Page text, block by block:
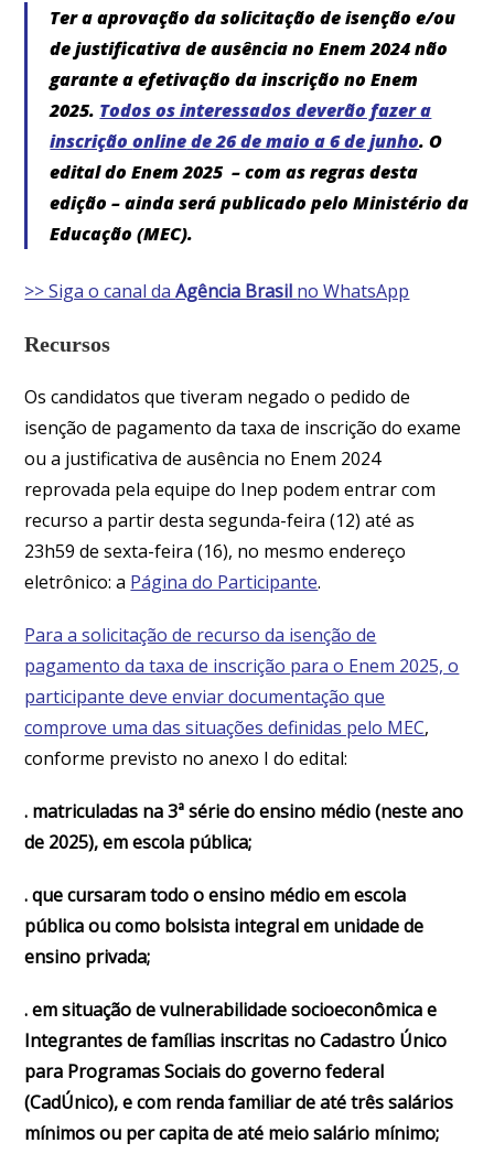
Ter a aprovação da solicitação de isenção e/ou
de justificativa de ausência no Enem 2024 não
garante a efetivação da inscrição no Enem
2025. Todos os interessados deverão fazer a
inscriçãoonlinede 26 de maio a 6 de junho. O
edital do Enem 2025 – com as regras desta
edição – ainda será publicado pelo Ministério da
Educação (MEC).
>> Siga o canal daAgência Brasil no WhatsApp
Recursos
Os candidatos que tiveram negado o pedido de
isenção de pagamento da taxa de inscrição do exame
ou a justificativa de ausência no Enem 2024
reprovada pela equipe do Inep podem entrar com
recurso a partir desta segunda-feira (12) até as
23h59 de sexta-feira (16), no mesmo endereço
eletrônico: a Página do Participante.
Para a solicitação de recurso da isenção de
pagamento da taxa de inscrição para o Enem 2025, o
participante deve enviar documentação que
comprove uma das situações definidas pelo MEC,
conforme previsto no anexo I do edital:
. matriculadas na 3ª série do ensino médio (neste ano
de 2025), em escola pública;
. que cursaram todo o ensino médio em escola
pública ou como bolsista integral em unidade de
ensino privada;
. em situação de vulnerabilidade socioeconômica e
Integrantes de famílias inscritas no Cadastro Único
para Programas Sociais do governo federal
(CadÚnico), e com renda familiar de até três salários
mínimos ou per capita de até meio salário mínimo;